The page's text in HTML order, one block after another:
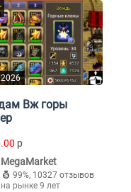
Вж горы
p
MegaMarket
99%, 10327 отзывов
на рынке 9 лет